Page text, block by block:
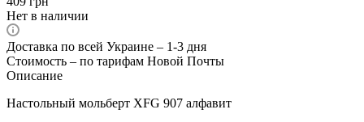
Нет в наличии
Доставка по всей Украине – 1-3 дня
Стоимость – по тарифам Новой Почты
Описание
Настольный мольберт XFG 907 алфавит